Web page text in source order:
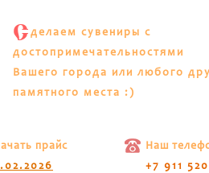
С делаем сувениры с
достопримечательностями
Вашего города или любого
памятного места :)
прайс
Наш
+7 911